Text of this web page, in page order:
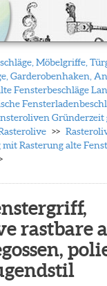
Möbelgriffe,
Garderobenhaken,
Fensterbeschläge
Gründerzeit
Rasterung alte
rastbare